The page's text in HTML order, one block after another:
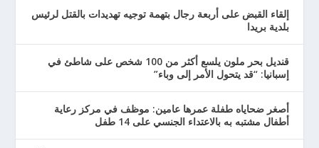
إلقاء القبض على أربعة رجال بتهمة توجيه تهديدات بالقتل لرئيس
بلدية بريدا
قنديل بحر ملون يلسع أكثر من 100 شخص على شاطئ في
إسبانيا: “قد يتحول الأمر إلى وباء”
أصغر ضحاياه طفلة عمرها عامين: موظف في مركز رعاية
أطفال مشتبه به بالاعتداء الجنسي على 14 طفل